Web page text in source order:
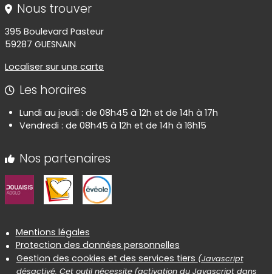
Nous trouver
395 Boulevard Pasteur
59287 GUESNAIN
Localiser sur une carte
Les horaires
Lundi au jeudi : de 08h45 à 12h et de 14h à 17h
Vendredi : de 08h45 à 12h et de 14h à 16h15
Nos partenaires
Informations réglementaires
Mentions légales
Protection des données personnelles
Gestion des cookies et des services tiers (Javascript
désactivé. Cet outil nécessite l'activation du Javascript dans